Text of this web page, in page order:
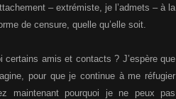
– extrémiste, je l’admets – à la
de censure, quelle qu’elle soit.
certains amis et contacts ? J’espère que
pour que je continue à me réfugier
maintenant pourquoi je ne peux pas